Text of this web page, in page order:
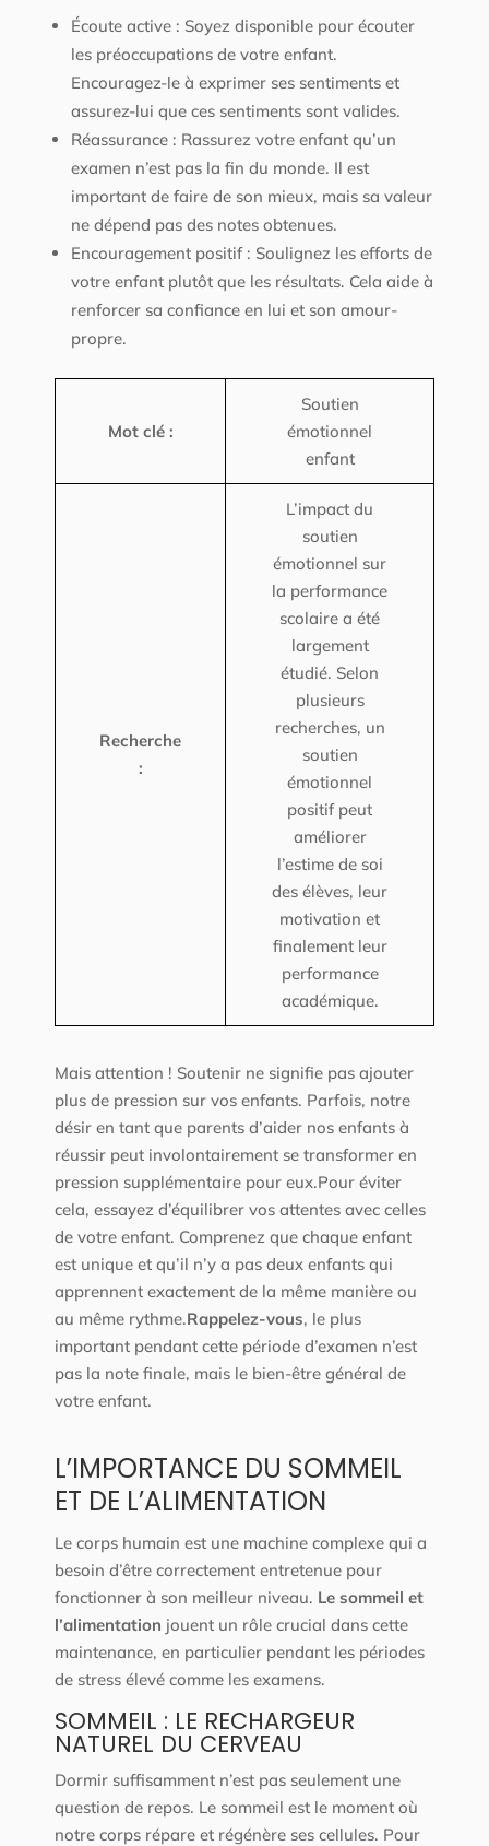
Écoute active : Soyez disponible pour écouter
les préoccupations de votre enfant.
Encouragez-le à exprimer ses sentiments et
assurez-lui que ces sentiments sont valides.
Réassurance : Rassurez votre enfant qu’un
examen n’est pas la fin du monde. Il est
important de faire de son mieux, mais sa valeur
ne dépend pas des notes obtenues.
Encouragement positif : Soulignez les efforts de
votre enfant plutôt que les résultats. Cela aide à
renforcer sa confiance en lui et son amour-
propre.
Mot clé :
Soutien
émotionnel
enfant
Recherche
:
L’impact du
soutien
émotionnel sur
la performance
scolaire a été
largement
étudié. Selon
plusieurs
recherches, un
soutien
émotionnel
positif peut
améliorer
l’estime de soi
des élèves, leur
motivation et
finalement leur
performance
académique.
Mais attention ! Soutenir ne signifie pas ajouter
plus de pression sur vos enfants. Parfois, notre
désir en tant que parents d’aider nos enfants à
réussir peut involontairement se transformer en
pression supplémentaire pour eux.Pour éviter
cela, essayez d’équilibrer vos attentes avec celles
de votre enfant. Comprenez que chaque enfant
est unique et qu’il n’y a pas deux enfants qui
apprennent exactement de la même manière ou
au même rythme.Rappelez-vous, le plus
important pendant cette période d’examen n’est
pas la note finale, mais le bien-être général de
votre enfant.
L’IMPORTANCE DU SOMMEIL
ET DE L’ALIMENTATION
Le corps humain est une machine complexe qui a
besoin d’être correctement entretenue pour
fonctionner à son meilleur niveau. Le sommeil et
l’alimentation jouent un rôle crucial dans cette
maintenance, en particulier pendant les périodes
de stress élevé comme les examens.
SOMMEIL : LE RECHARGEUR
NATUREL DU CERVEAU
Dormir suffisamment n’est pas seulement une
question de repos. Le sommeil est le moment où
notre corps répare et régénère ses cellules. Pour